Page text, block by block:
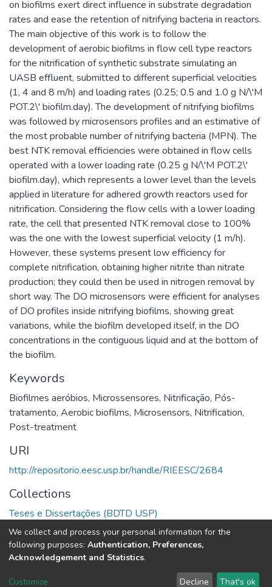
on biofilms exert direct influence in substrate degradation
rates and ease the retention of nitrifying bacteria in reactors.
The main objective of this work is to follow the
development of aerobic biofilms in flow cell type reactors
for the nitrification of synthetic substrate simulating an
UASB effluent, submitted to different superficial velocities
(1, 4 and 8 m/h) and loading rates (0.25; 0.5 and 1.0 g N/\'M
POT.2\' biofilm.day). The development of nitrifying biofilms
was followed by microsensors profiles and an estimative of
the most probable number of nitrifying bacteria (MPN). The
best NTK removal efficiencies were obtained in flow cells
operated with a lower loading rate (0.25 g N/\'M POT.2\'
biofilm.day), which represents a lower level than the levels
applied in literature for adhered growth reactors used for
nitrification. Considering the flow cells with a lower loading
rate, the cell that presented NTK removal close to 100%
was the one with the lowest superficial velocity (1 m/h).
However, these systems present low efficiency for
complete nitrification, obtaining higher nitrite than nitrate
production; they could then be used in nitrogen removal by
short way. The DO microsensors were efficient for analyses
of DO profiles inside nitrifying biofilms, showing great
variations, while the biofilm developed itself, in the DO
concentrations in the contiguous liquid and at the bottom of
the biofilm.
Keywords
Biofilmes aeróbios, Microssensores, Nitrificação, Pós-
tratamento, Aerobic biofilms, Microsensors, Nitrification,
Post-treatment
URI
http://repositorio.eesc.usp.br/handle/RIEESC/2684
Collections
Teses e Dissertações (BDTD USP)
Full item page
DSpace software copyright © 2002-2026 LYRASIS
We collect and process your personal information for the
following purposes: Authentication, Preferences,
Acknowledgement and Statistics.
Customize Decline That's ok